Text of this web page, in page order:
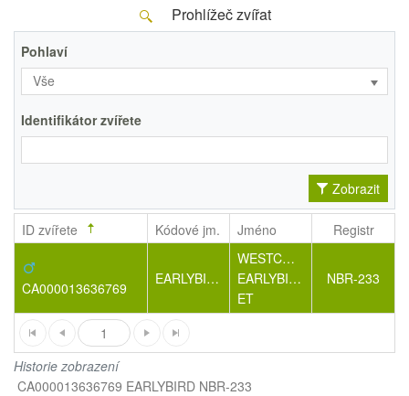
Prohlížeč zvířat
Pohlaví
Vše
Identifikátor zvířete
Zobrazit
ID zvířete Kódové jm. Jméno Registr
CA000013636769
EARLYBIRD
WESTCOAST
EARLYBIRD-
ET
NBR-233
1
Historie zobrazení
CA000013636769 EARLYBIRD NBR-233